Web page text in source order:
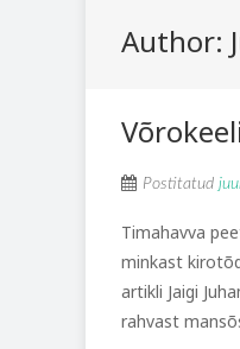
Author:
Postitatud
Timahavva
minkast
artikli Jaigi
rahvast